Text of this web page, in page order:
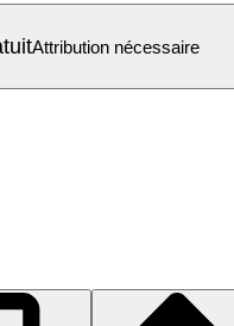
Attribution nécessaire